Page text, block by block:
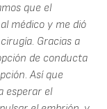
que el
médico y me dió
Gracias a
de conducta
Así que
esperar el